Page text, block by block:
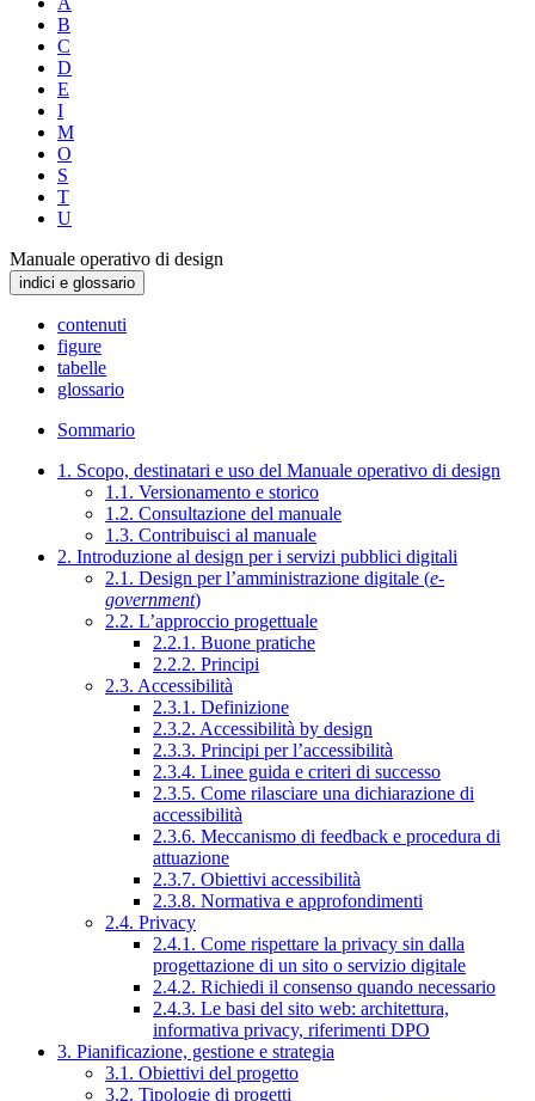
B
C
D
E
I
M
O
S
T
U
Manuale operativo di design
indici e glossario
contenuti
figure
tabelle
glossario
Sommario
1. Scopo, destinatari e uso del Manuale operativo di design
1.1. Versionamento e storico
1.2. Consultazione del manuale
1.3. Contribuisci al manuale
2. Introduzione al design per i servizi pubblici digitali
2.1. Design per l’amministrazione digitale (e-
government)
2.2. L’approccio progettuale
2.2.1. Buone pratiche
2.2.2. Principi
2.3. Accessibilità
2.3.1. Definizione
2.3.2. Accessibilità by design
2.3.3. Principi per l’accessibilità
2.3.4. Linee guida e criteri di successo
2.3.5. Come rilasciare una dichiarazione di
accessibilità
2.3.6. Meccanismo di feedback e procedura di
attuazione
2.3.7. Obiettivi accessibilità
2.3.8. Normativa e approfondimenti
2.4. Privacy
2.4.1. Come rispettare la privacy sin dalla
progettazione di un sito o servizio digitale
2.4.2. Richiedi il consenso quando necessario
2.4.3. Le basi del sito web: architettura,
informativa privacy, riferimenti DPO
3. Pianificazione, gestione e strategia
3.1. Obiettivi del progetto
3.2. Tipologie di progetti